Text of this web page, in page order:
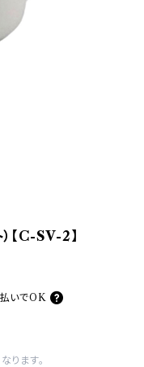
【C-SV-2】
いでOK
ます。